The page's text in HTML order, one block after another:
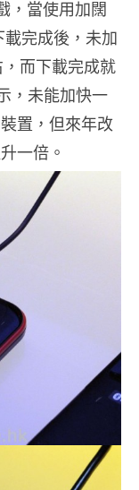
，當使用加闊
完成後，未加
而下載完成就
，未能加快一
置，但來年改
一倍。